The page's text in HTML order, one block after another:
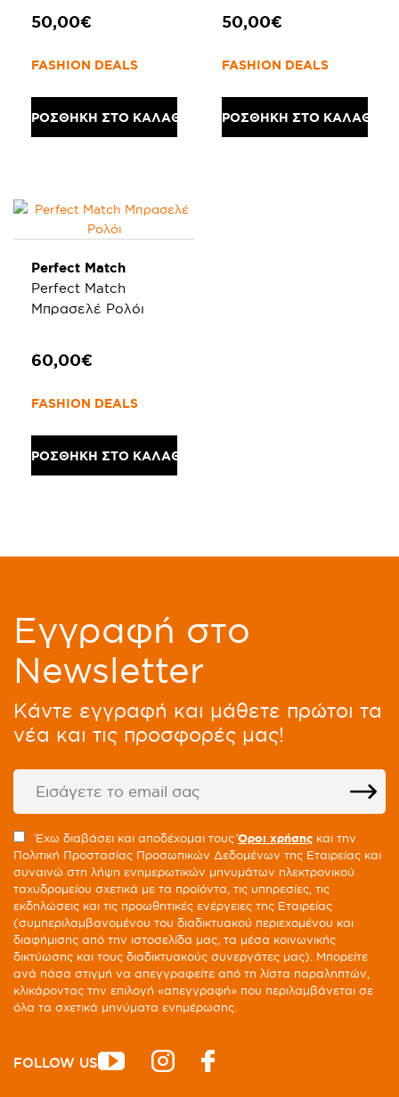
50,00€
FASHION DEALS
ΠΡΟΣΘΗΚΗ ΣΤΟ ΚΑΛΑΘΙ
50,00€
FASHION DEALS
ΠΡΟΣΘΗΚΗ ΣΤΟ ΚΑΛΑΘΙ
Perfect Match
Perfect Match
Μπρασελέ Ρολόι
60,00€
FASHION DEALS
ΠΡΟΣΘΗΚΗ ΣΤΟ ΚΑΛΑΘΙ
Eγγραφή στο
Newsletter
Kάντε εγγραφή και μάθετε πρώτοι τα
νέα και τις προσφορές μας!
Έχω διαβάσει και αποδέχομαι τουςΌροι χρήσης και την
Πολιτική Προστασίας Προσωπικών Δεδομένων της Εταιρείας και
συναινώ στη λήψη ενημερωτικών μηνυμάτων ηλεκτρονικού
ταχυδρομείου σχετικά με τα προϊόντα, τις υπηρεσίες, τις
εκδηλώσεις και τις προωθητικές ενέργειες της Εταιρείας
(συμπεριλαμβανομένου του διαδικτυακού περιεχομένου και
διαφήμισης από την ιστοσελίδα μας, τα μέσα κοινωνικής
δικτύωσης και τους διαδικτυακούς συνεργάτες μας). Μπορείτε
ανά πάσα στιγμή να απεγγραφείτε από τη λίστα παραληπτών,
κλικάροντας την επιλογή «απεγγραφή» που περιλαμβάνεται σε
όλα τα σχετικά μηνύματα ενημέρωσης.
FOLLOW US